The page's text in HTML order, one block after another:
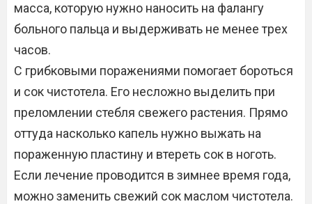
масса, которую нужно наносить на фалангу
больного пальца и выдерживать не менее трех
часов.
С грибковыми поражениями помогает бороться
и сок чистотела. Его несложно выделить при
преломлении стебля свежего растения. Прямо
оттуда насколько капель нужно выжать на
пораженную пластину и втереть сок в ноготь.
Если лечение проводится в зимнее время года,
можно заменить свежий сок маслом чистотела.